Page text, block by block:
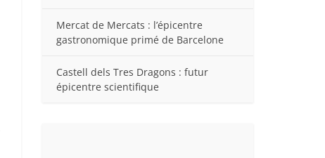
Mercat de Mercats : l’épicentre
gastronomique primé de Barcelone
Castell dels Tres Dragons : futur
épicentre scientifique